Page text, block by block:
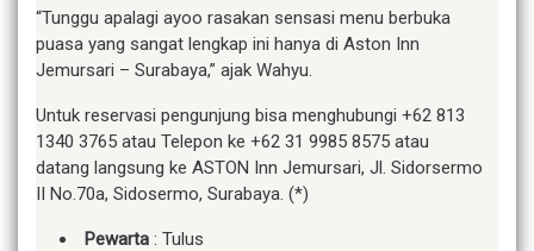
“Tunggu apalagi ayoo rasakan sensasi menu berbuka
puasa yang sangat lengkap ini hanya di Aston Inn
Jemursari – Surabaya,” ajak Wahyu.
Untuk reservasi pengunjung bisa menghubungi +62 813
1340 3765 atau Telepon ke +62 31 9985 8575 atau
datang langsung ke ASTON Inn Jemursari, Jl. Sidorsermo
II No.70a, Sidosermo, Surabaya. (*)
Pewarta : Tulus